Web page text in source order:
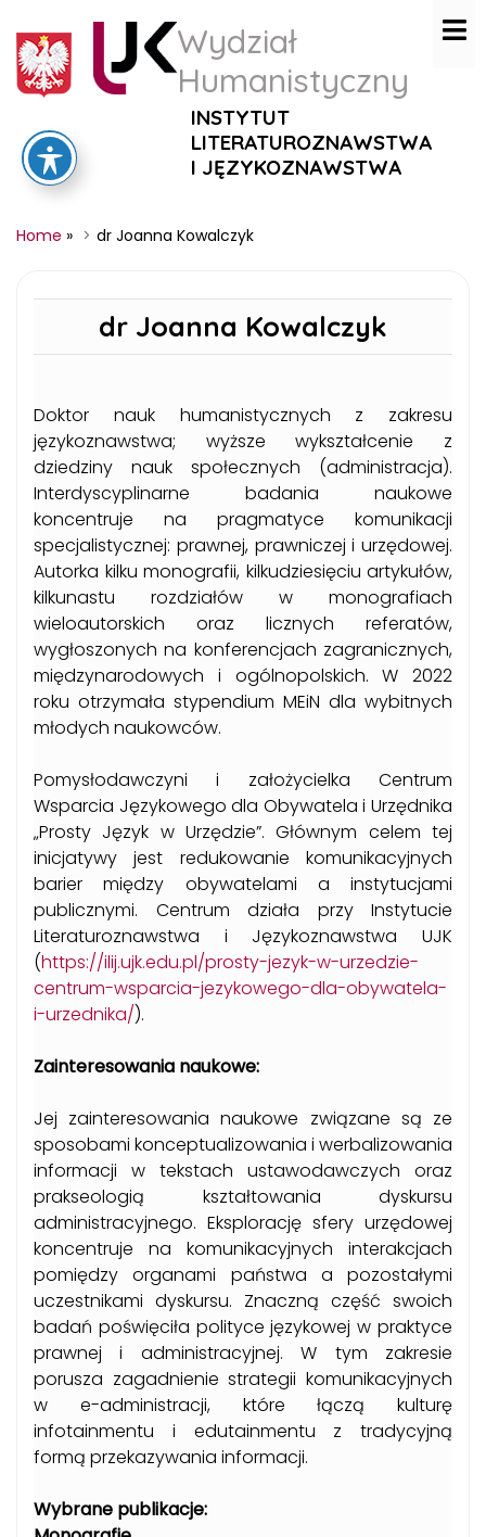
Wydział
Humanistyczny
INSTYTUT
LITERATUROZNAWSTWA
I JĘZYKOZNAWSTWA
Home » dr Joanna Kowalczyk
dr Joanna Kowalczyk
Doktor nauk humanistycznych z zakresu
językoznawstwa; wyższe wykształcenie z
dziedziny nauk społecznych (administracja).
Interdyscyplinarne badania naukowe
koncentruje na pragmatyce komunikacji
specjalistycznej: prawnej, prawniczej i urzędowej.
Autorka kilku monografii, kilkudziesięciu artykułów,
kilkunastu rozdziałów w monografiach
wieloautorskich oraz licznych referatów,
wygłoszonych na konferencjach zagranicznych,
międzynarodowych i ogólnopolskich. W 2022
roku otrzymała stypendium MEiN dla wybitnych
młodych naukowców.
Pomysłodawczyni i założycielka Centrum
Wsparcia Językowego dla Obywatela i Urzędnika
„Prosty Język w Urzędzie”. Głównym celem tej
inicjatywy jest redukowanie komunikacyjnych
barier między obywatelami a instytucjami
publicznymi. Centrum działa przy Instytucie
Literaturoznawstwa i Językoznawstwa UJK
(https://ilij.ujk.edu.pl/prosty-jezyk-w-urzedzie-
centrum-wsparcia-jezykowego-dla-obywatela-
i-urzednika/).
Zainteresowania naukowe:
Jej zainteresowania naukowe związane są ze
sposobami konceptualizowania i werbalizowania
informacji w tekstach ustawodawczych oraz
prakseologią kształtowania dyskursu
administracyjnego. Eksplorację sfery urzędowej
koncentruje na komunikacyjnych interakcjach
pomiędzy organami państwa a pozostałymi
uczestnikami dyskursu. Znaczną część swoich
badań poświęciła polityce językowej w praktyce
prawnej i administracyjnej. W tym zakresie
porusza zagadnienie strategii komunikacyjnych
w e-administracji, które łączą kulturę
infotainmentu i edutainmentu z tradycyjną
formą przekazywania informacji.
Wybrane publikacje: